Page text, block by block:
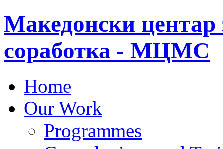
Македонски центар
соработка - МЦМС
Home
Our Work
Programmes